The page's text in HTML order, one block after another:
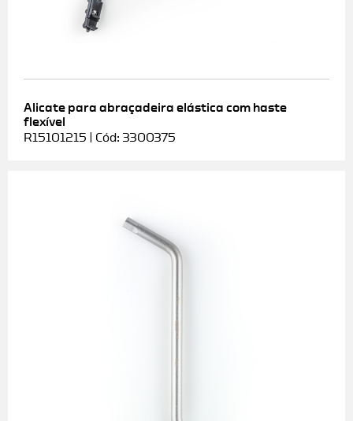
Alicate para abraçadeira elástica com haste
flexível
R15101215 | Cód: 3300375